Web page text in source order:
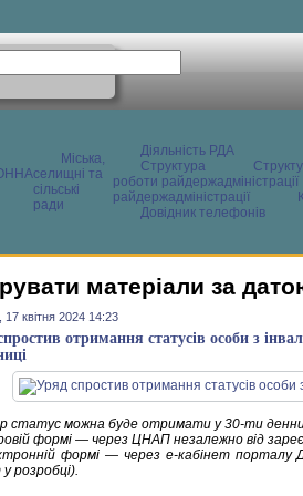
Міська,
селищні та
сільські
ради
Діяльність РДА
Структура
роботи райдержадміністрації
райдержадміністрації
Довідник телефонів
матеріали за
квітня 2024 14:23
отримання статусів особи з
статус можна буде отримати у 30-ти
формі — через ЦНАП незалежно від
формі — через е-кабінет порталу
розробці).